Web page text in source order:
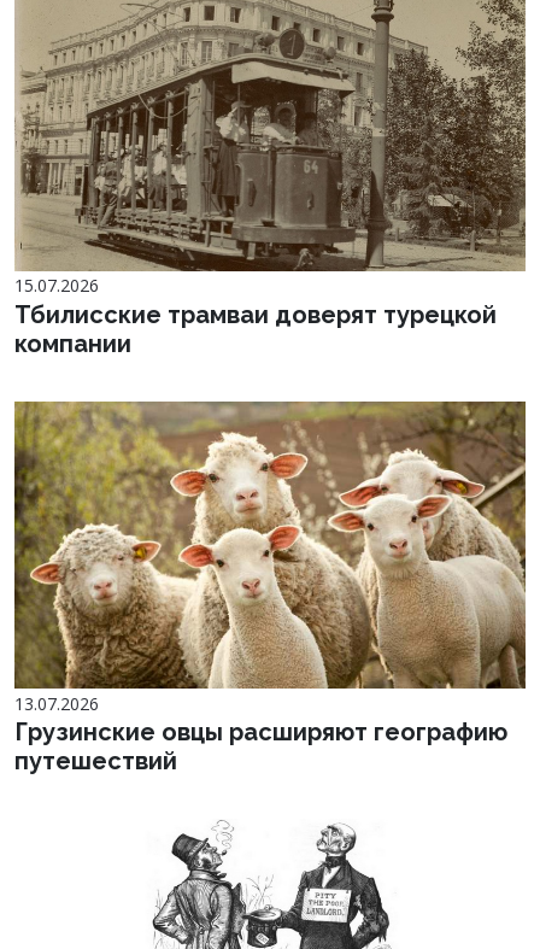
15.07.2026
Тбилисские трамваи доверят турецкой
компании
13.07.2026
Грузинские овцы расширяют географию
путешествий